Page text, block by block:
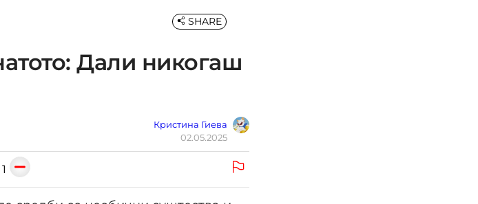
Дали никогаш
Кристина Гиева
02.05.2025
SHARE
1